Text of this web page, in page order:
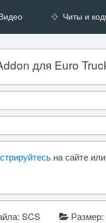
Читы и
для Euro
на сайте
SCS